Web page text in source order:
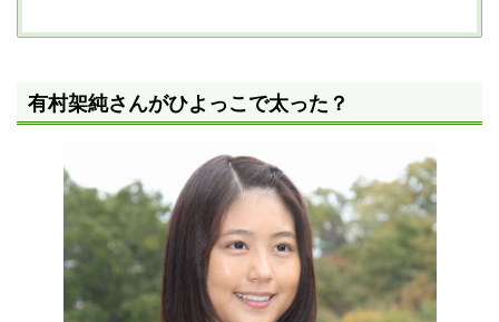
有村架純さんがひよっこで太った？